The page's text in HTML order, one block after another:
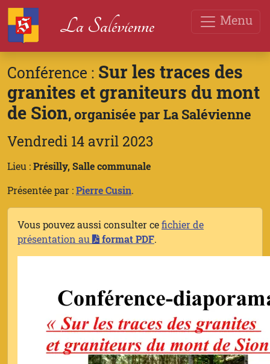
Menu
La Salévienne
Conférence : Sur les traces des
granites et graniteurs du mont
de Sion, organisée par La Salévienne
Vendredi 14 avril 2023
Lieu :Présilly, Salle communale
Présentée par :Pierre Cusin.
Vous pouvez aussi consulter cefichier de
présentation au
format PDF.